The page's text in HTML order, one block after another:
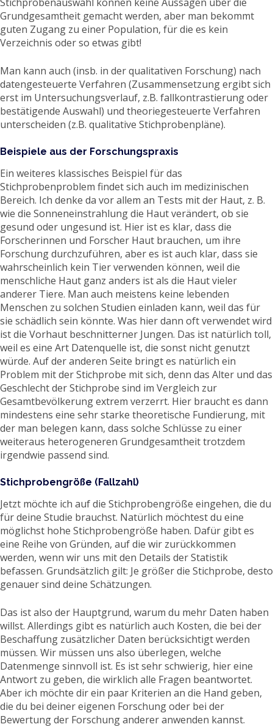
Grundgesamtheit gemacht werden, aber man bekommt
guten Zugang zu einer Population, für die es kein
Verzeichnis oder so etwas gibt!
Man kann auch (insb. in der qualitativen Forschung) nach
datengesteuerte Verfahren (Zusammensetzung ergibt sich
erst im Untersuchungsverlauf, z.B. fallkontrastierung oder
bestätigende Auswahl) und theoriegesteuerte Verfahren
unterscheiden (z.B. qualitative Stichprobenpläne).
Beispiele aus der Forschungspraxis
Ein weiteres klassisches Beispiel für das
Stichprobenproblem findet sich auch im medizinischen
Bereich. Ich denke da vor allem an Tests mit der Haut, z. B.
wie die Sonneneinstrahlung die Haut verändert, ob sie
gesund oder ungesund ist. Hier ist es klar, dass die
Forscherinnen und Forscher Haut brauchen, um ihre
Forschung durchzuführen, aber es ist auch klar, dass sie
wahrscheinlich kein Tier verwenden können, weil die
menschliche Haut ganz anders ist als die Haut vieler
anderer Tiere. Man auch meistens keine lebenden
Menschen zu solchen Studien einladen kann, weil das für
sie schädlich sein könnte. Was hier dann oft verwendet wird
ist die Vorhaut beschnitterner Jungen. Das ist natürlich toll,
weil es eine Art Datenquelle ist, die sonst nicht genutzt
würde. Auf der anderen Seite bringt es natürlich ein
Problem mit der Stichprobe mit sich, denn das Alter und das
Geschlecht der Stichprobe sind im Vergleich zur
Gesamtbevölkerung extrem verzerrt. Hier braucht es dann
mindestens eine sehr starke theoretische Fundierung, mit
der man belegen kann, dass solche Schlüsse zu einer
weiteraus heterogeneren Grundgesamtheit trotzdem
irgendwie passend sind.
Stichprobengröße (Fallzahl)
Jetzt möchte ich auf die Stichprobengröße eingehen, die du
für deine Studie brauchst. Natürlich möchtest du eine
möglichst hohe Stichprobengröße haben. Dafür gibt es
eine Reihe von Gründen, auf die wir zurückkommen
werden, wenn wir uns mit den Details der Statistik
befassen. Grundsätzlich gilt: Je größer die Stichprobe, desto
genauer sind deine Schätzungen.
Das ist also der Hauptgrund, warum du mehr Daten haben
willst. Allerdings gibt es natürlich auch Kosten, die bei der
Beschaffung zusätzlicher Daten berücksichtigt werden
müssen. Wir müssen uns also überlegen, welche
Datenmenge sinnvoll ist. Es ist sehr schwierig, hier eine
Antwort zu geben, die wirklich alle Fragen beantwortet.
Aber ich möchte dir ein paar Kriterien an die Hand geben,
die du bei deiner eigenen Forschung oder bei der
Bewertung der Forschung anderer anwenden kannst.